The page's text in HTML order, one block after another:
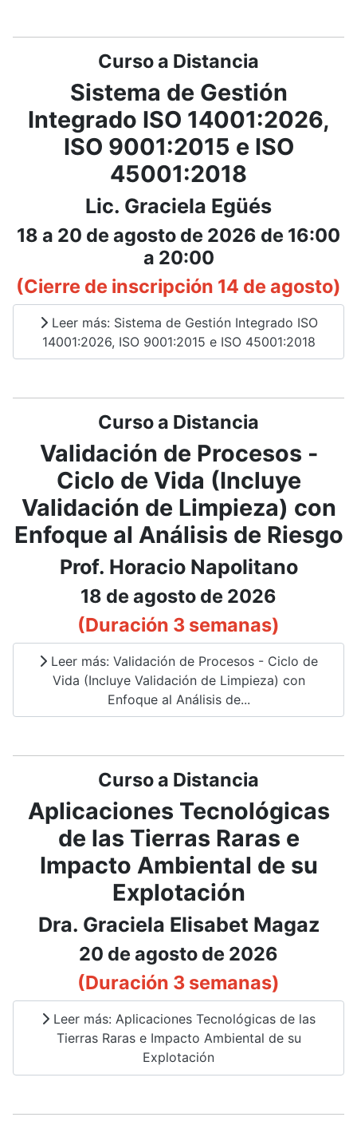
Curso a Distancia
Sistema de Gestión
Integrado ISO 14001:2026,
ISO 9001:2015 e ISO
45001:2018
Lic. Graciela Egüés
18 a 20 de agosto de 2026 de 16:00
a 20:00
(Cierre de inscripción 14 de agosto)
Leer más: Sistema de Gestión Integrado ISO
14001:2026, ISO 9001:2015 e ISO 45001:2018
Curso a Distancia
Validación de Procesos -
Ciclo de Vida (Incluye
Validación de Limpieza) con
Enfoque al Análisis de Riesgo
Prof. Horacio Napolitano
18 de agosto de 2026
(Duración 3 semanas)
Leer más: Validación de Procesos - Ciclo de
Vida (Incluye Validación de Limpieza) con
Enfoque al Análisis de...
Curso a Distancia
Aplicaciones Tecnológicas
de las Tierras Raras e
Impacto Ambiental de su
Explotación
Dra. Graciela Elisabet Magaz
20 de agosto de 2026
(Duración 3 semanas)
Leer más: Aplicaciones Tecnológicas de las
Tierras Raras e Impacto Ambiental de su
Explotación